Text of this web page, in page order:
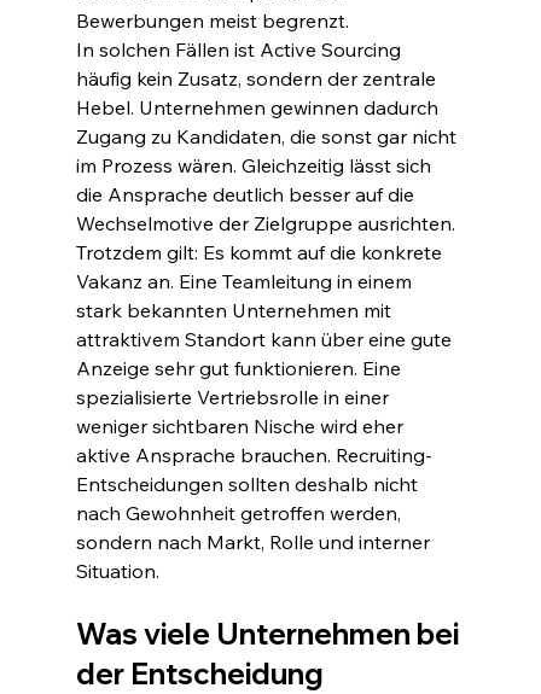
Bewerbungen meist begrenzt.
In solchen Fällen ist Active Sourcing
häufig kein Zusatz, sondern der zentrale
Hebel. Unternehmen gewinnen dadurch
Zugang zu Kandidaten, die sonst gar nicht
im Prozess wären. Gleichzeitig lässt sich
die Ansprache deutlich besser auf die
Wechselmotive der Zielgruppe ausrichten.
Trotzdem gilt: Es kommt auf die konkrete
Vakanz an. Eine Teamleitung in einem
stark bekannten Unternehmen mit
attraktivem Standort kann über eine gute
Anzeige sehr gut funktionieren. Eine
spezialisierte Vertriebsrolle in einer
weniger sichtbaren Nische wird eher
aktive Ansprache brauchen. Recruiting-
Entscheidungen sollten deshalb nicht
nach Gewohnheit getroffen werden,
sondern nach Markt, Rolle und interner
Situation.
Was viele Unternehmen bei
der Entscheidung